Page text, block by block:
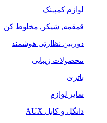
لوازم کمپینک
قمقمه, شیکر, مخلوط کن
دوربین نظارتی هوشمند
محصولات زیبایی
باتری
سایر لوازم
دانگل و کابل AUX